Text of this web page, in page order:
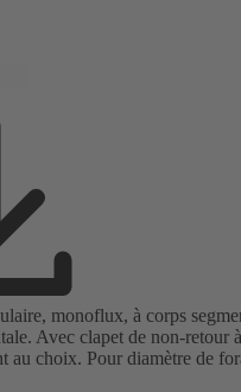
monoflux, à corps
Avec clapet de non-retour à
au choix. Pour diamètre de